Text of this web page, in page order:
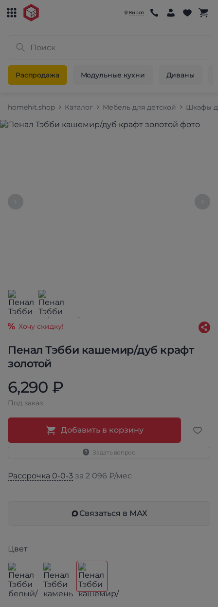
Киров
Распродажа Модульные кухни Диваны
homehit.shop Каталог Мебель для детской Шкафы
Пенал Тэбби кашемир/дуб крафт
золотой
Хочу скидку!
6,290 ₽
Под заказ
Добавить в корзину
Задать вопрос
Рассрочка 0-0-3 за 2 096 ₽/мес
Связаться в МАХ
Цвет